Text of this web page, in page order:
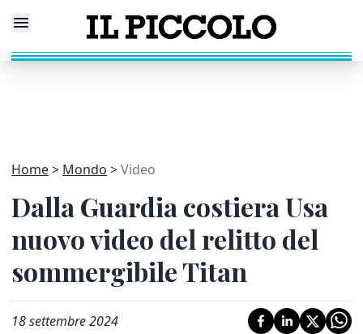
Home Mondo Video
Dalla Guardia costiera Usa
nuovo video del relitto del
sommergibile Titan
18 settembre 2024